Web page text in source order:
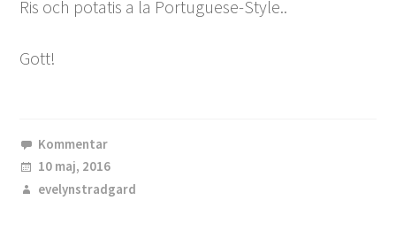
Ris och potatis a la Portuguese-Style..
Gott!
Kommentar
10 maj, 2016
evelynstradgard